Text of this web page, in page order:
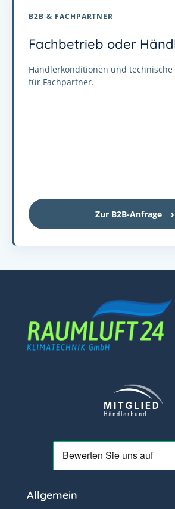
B2B & FACHPARTNER
Fachbetrieb oder
Händlerkonditionen und
für Fachpartner.
Zur B2B-Anfrage
Allgemein